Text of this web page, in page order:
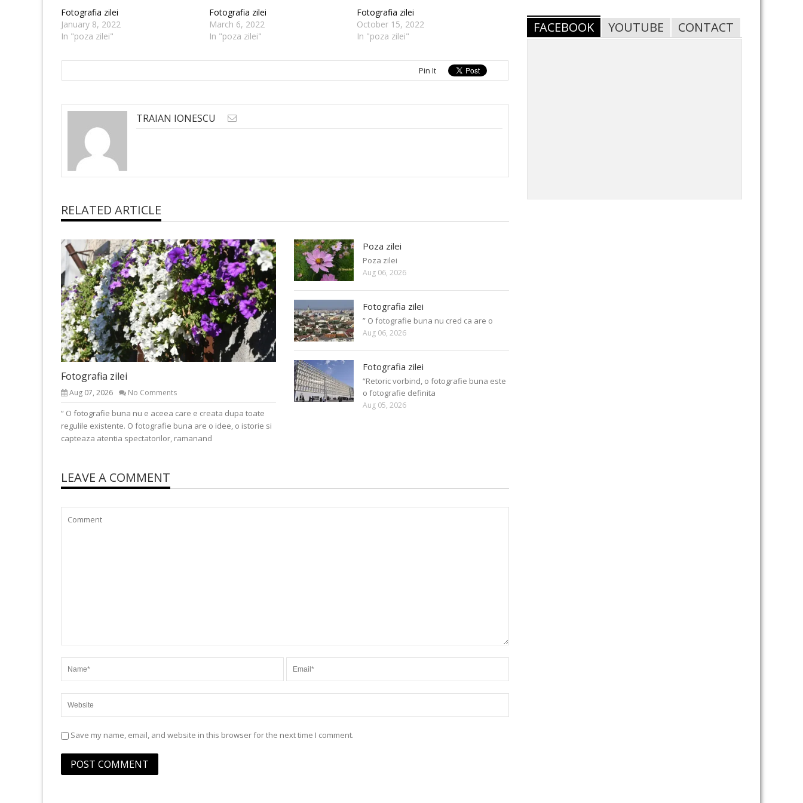
Fotografia zilei
January 8, 2022
In "poza zilei"
Fotografia zilei
March 6, 2022
In "poza zilei"
Fotografia zilei
October 15, 2022
In "poza zilei"
Pin It
TRAIAN IONESCU
RELATED ARTICLE
Fotografia zilei
Aug 07, 2026 No Comments
” O fotografie buna nu e aceea care e creata dupa toate
regulile existente. O fotografie buna are o idee, o istorie si
capteaza atentia spectatorilor, ramanand
Poza zilei
Poza zilei
Aug 06, 2026
Fotografia zilei
” O fotografie buna nu cred ca are o
Aug 06, 2026
Fotografia zilei
“Retoric vorbind, o fotografie buna este
o fotografie definita
Aug 05, 2026
LEAVE A COMMENT
Save my name, email, and website in this browser for the next time I comment.
FACEBOOK YOUTUBE CONTACT